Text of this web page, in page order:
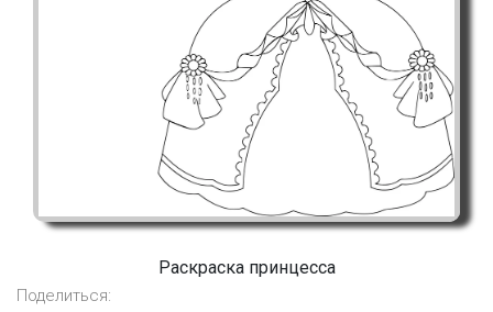
Раскраска принцесса
Поделиться: